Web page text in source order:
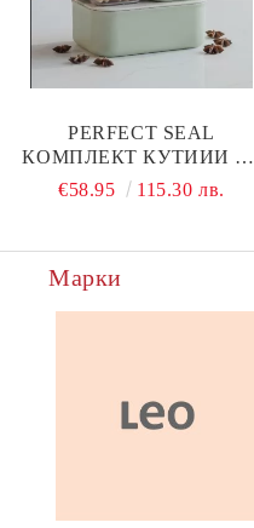
PERFECT SEAL
КОМПЛЕКТ КУТИИИ ЗА
СЪХРАНЕНИЕ 3КА
€58.95 115.30 лв.
Марки